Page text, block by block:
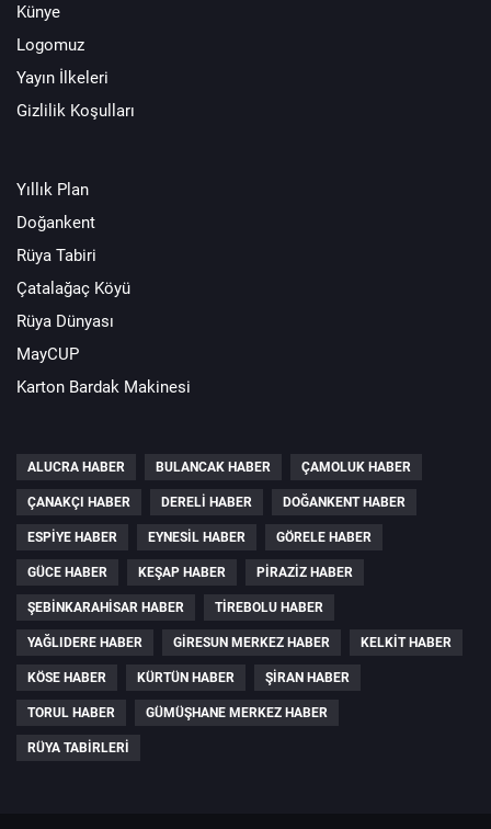
Künye
Logomuz
Yayın İlkeleri
Gizlilik Koşulları
Yıllık Plan
Doğankent
Rüya Tabiri
Çatalağaç Köyü
Rüya Dünyası
MayCUP
Karton Bardak Makinesi
ALUCRA HABER BULANCAK HABER ÇAMOLUK HABER
ÇANAKÇI HABER DERELI HABER DOĞANKENT HABER
ESPIYE HABER EYNESIL HABER GÖRELE HABER
GÜCE HABER KEŞAP HABER PIRAZIZ HABER
ŞEBINKARAHISAR HABER TIREBOLU HABER
YAĞLIDERE HABER GIRESUN MERKEZ HABER KELKIT HABER
KÖSE HABER KÜRTÜN HABER ŞIRAN HABER
TORUL HABER GÜMÜŞHANE MERKEZ HABER
RÜYA TABIRLERI